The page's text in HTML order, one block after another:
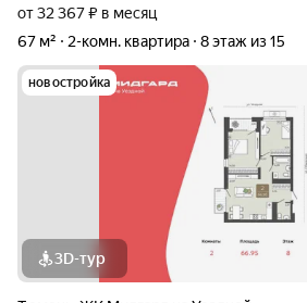
от 32 367 ₽ в месяц
67 м²
2-комн. квартира 8 этаж из 15
новостройка
3D-тур